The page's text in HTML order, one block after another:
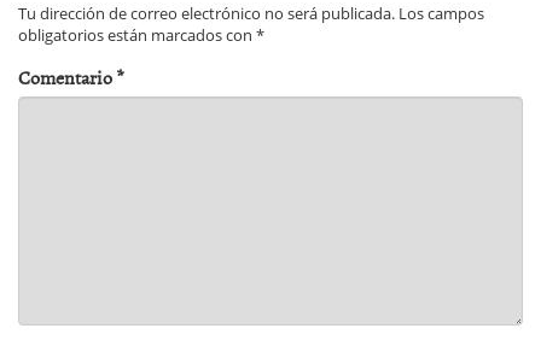
Tu dirección de correo electrónico no será publicada. Los campos
obligatorios están marcados con *
Comentario*